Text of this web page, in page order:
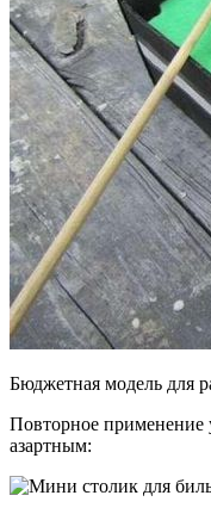
Бюджетная модель для
Повторное применение
азартным: